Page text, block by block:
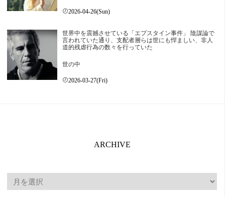
2026-04-26(Sun)
世界中を震撼させている「エプスタイン事件」 陰謀論で
言われていた通り、支配者層らは世にも悍ましい、非人
道的残虐行為の数々を行っていた
世の中
2026-03-27(Fri)
ARCHIVE
ARCHIVE